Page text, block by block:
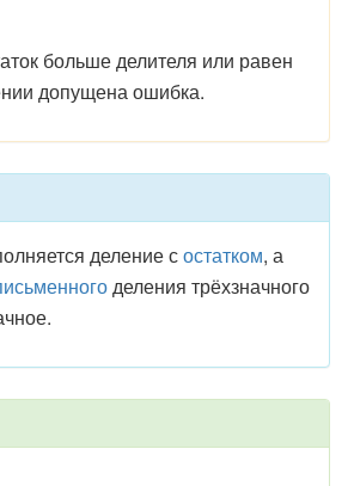
больше делителя или равен
допущена ошибка.
деление состатком, а
деления трёхзначного